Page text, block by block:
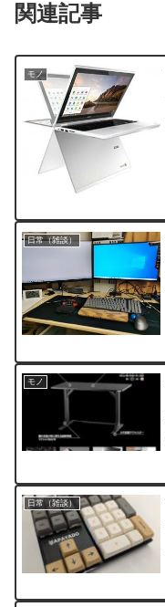
関連記事
モノ
日常（雑談）
モノ
日常（雑談）